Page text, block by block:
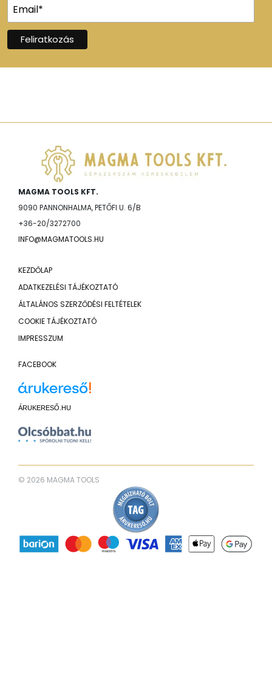
MAGMA TOOLS KFT.
9090 PANNONHALMA, PETŐFI U. 6/B
+36-20/3272700
INFO@MAGMATOOLS.HU
KEZDŐLAP
ADATKEZELÉSI TÁJÉKOZTATÓ
ÁLTALÁNOS SZERZŐDÉSI FELTÉTELEK
COOKIE TÁJÉKOZTATÓ
IMPRESSZUM
FACEBOOK
ÁRUKERESŐ.HU
© 2026 MAGMA TOOLS